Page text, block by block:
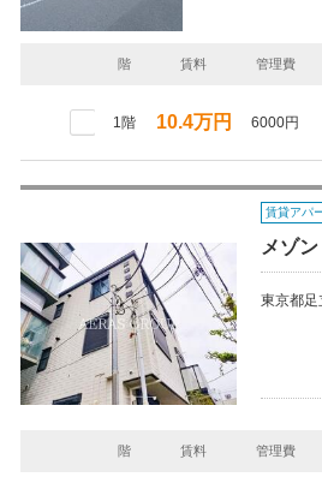
階 賃料 管理費
1階 10.4万円 6000円
賃貸アパ
メゾ
東京都足
階 賃料 管理費